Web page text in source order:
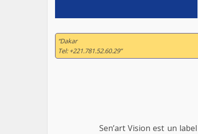
“Dakar
Tel: +221.781.52.60.29”
Sen’art Vision est un